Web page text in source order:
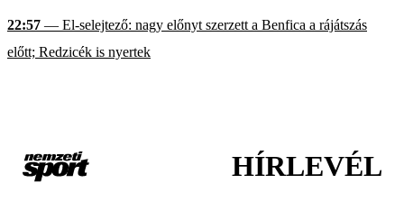
22:57 — El-selejtező: nagy előnyt szerzett a Benfica a rájátszás
előtt; Redzicék is nyertek
HÍRLEVÉL